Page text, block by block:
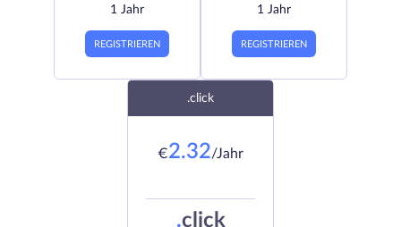
1 Jahr
REGISTRIEREN
1 Jahr
REGISTRIEREN
.click
€2.32/Jahr
.click